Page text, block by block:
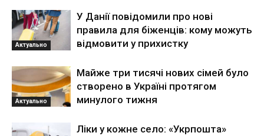
Актуально
У Данії повідомили про нові
правила для біженців: кому можуть
відмовити у прихистку
Актуально
Майже три тисячі нових сімей було
створено в Україні протягом
минулого тижня
Ліки у кожне село: «Укрпошта»